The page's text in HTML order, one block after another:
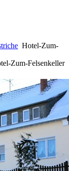
Hotel-Zum-
Zum-Felsenkeller